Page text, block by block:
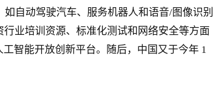
自动驾驶汽车、服务机器人和语音/图像识别
业培训资源、标准化测试和网络安全等方面
智能开放创新平台。随后，中国又于今年 1